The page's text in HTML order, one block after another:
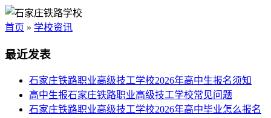
首页 » 学校资讯
最近发表
​石家庄铁路职业高级技工学校2026年高中生报名须知
高中生报石家庄铁路职业高级技工学校常见问题
石家庄铁路职业高级技工学校2026年高中毕业怎么报名